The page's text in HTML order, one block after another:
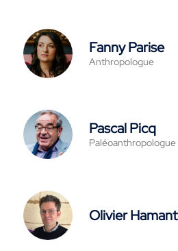
Fanny Parise
Anthropologue
Pascal Picq
Paléoanthropologue
Olivier Hamant